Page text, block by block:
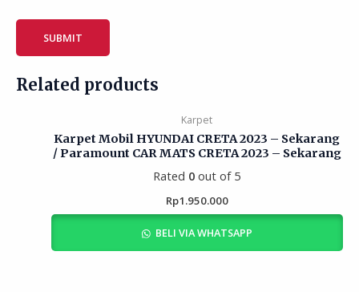
Related products
Karpet
Karpet Mobil HYUNDAI CRETA 2023 – Sekarang
/ Paramount CAR MATS CRETA 2023 – Sekarang
Rated 0 out of 5
Rp1.950.000
BELI VIA WHATSAPP